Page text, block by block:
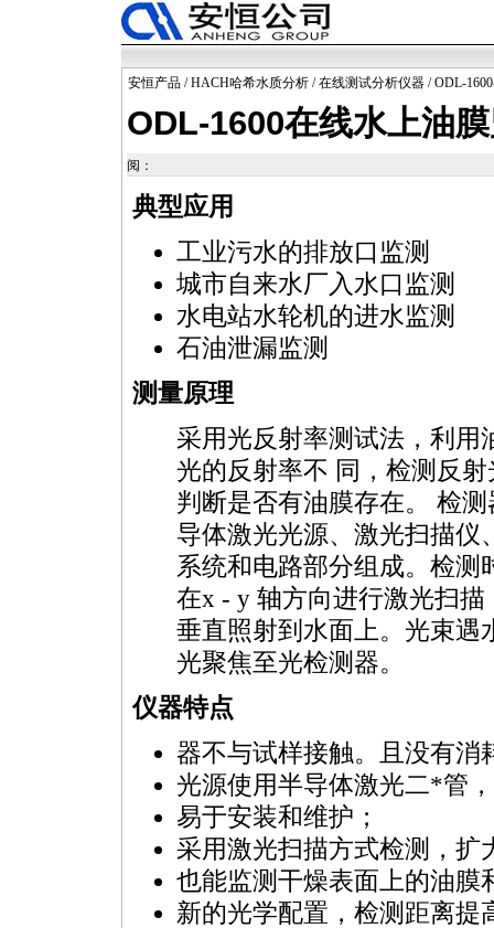
安恒产品 /HACH哈希水质分析 /在线测试分析仪器 / ODL-
ODL-1600在线水上油
阅：
典型应用
工业污水的排放口监测
城市自来水厂入水口监测
水电站水轮机的进水监测
石油泄漏监测
测量原理
采用光反射率测试法，利用
光的反射率不 同，检测反
判断是否有油膜存在。 检
导体激光光源、激光扫描仪
系统和电路部分组成。检
在x - y 轴方向进行激光扫描
垂直照射到水面上。光束遇
光聚焦至光检测器。
仪器特点
器不与试样接触。且没有消
光源使用半导体激光二*管
易于安装和维护；
采用激光扫描方式检测，扩
也能监测干燥表面上的油膜
新的光学配置，检测距离提